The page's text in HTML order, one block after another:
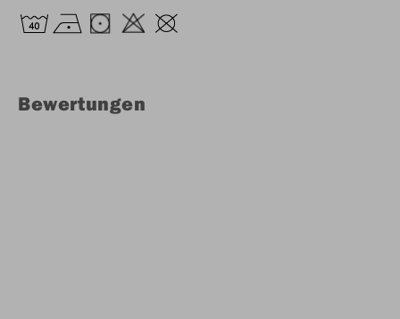
Bewertungen